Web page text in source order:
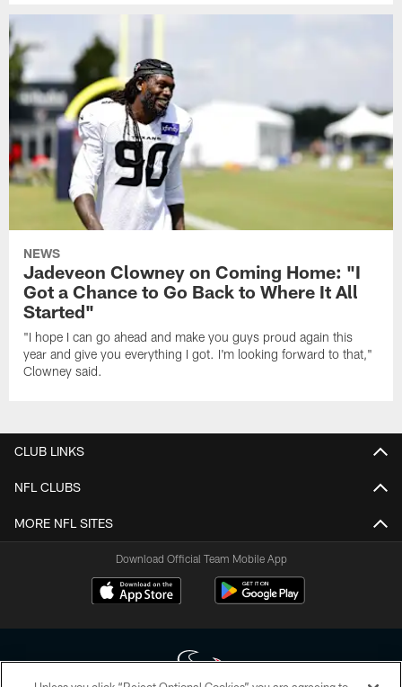
NEWS
Jadeveon Clowney on Coming Home: "I
Got a Chance to Go Back to Where It All
Started"
"I hope I can go ahead and make you guys proud again this
year and give you everything I got. I'm looking forward to that,"
Clowney said.
CLUB LINKS
NFL CLUBS
MORE NFL SITES
Download Official Team Mobile App